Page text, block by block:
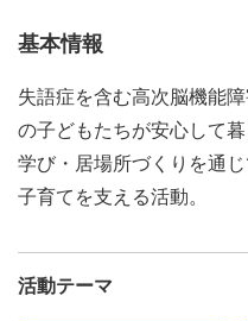
基本情報
失語症を含む高次脳機能
の子どもたちが安心して
学び・居場所づくりを通
子育てを支える活動。
活動テーマ